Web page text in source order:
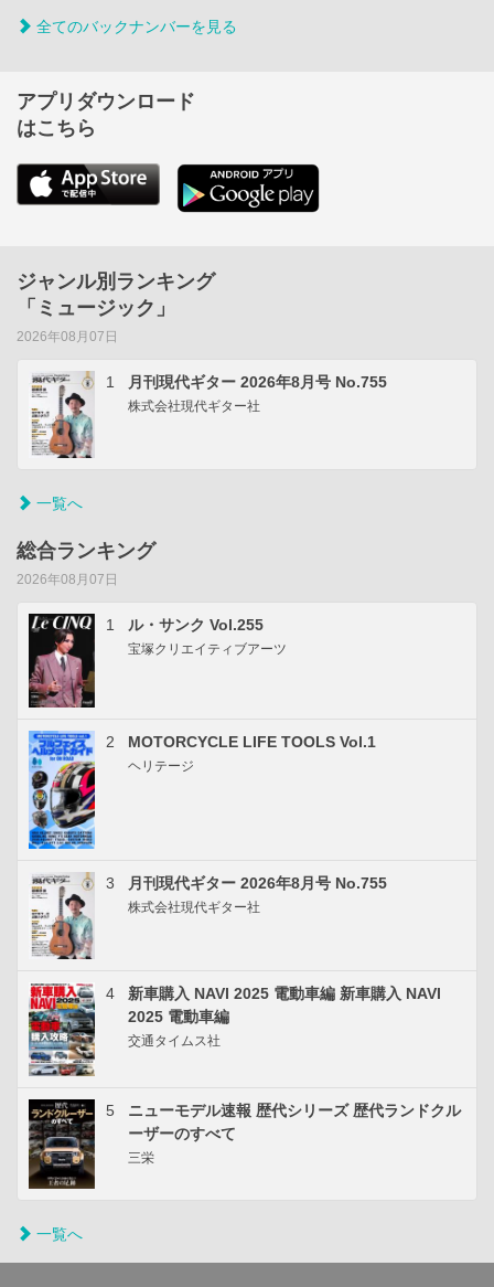
全てのバックナンバーを見る
アプリダウンロード
はこちら
ジャンル別ランキング
「ミュージック」
2026年08月07日
1 月刊現代ギター 2026年8月号 No.755
株式会社現代ギター社
一覧へ
総合ランキング
2026年08月07日
1 ル・サンク Vol.255
宝塚クリエイティブアーツ
2 MOTORCYCLE LIFE TOOLS Vol.1
ヘリテージ
3 月刊現代ギター 2026年8月号 No.755
株式会社現代ギター社
4
新車購入 NAVI 2025 電動車編 新車購入 NAVI
2025 電動車編
交通タイムス社
5
ニューモデル速報 歴代シリーズ 歴代ランドクル
ーザーのすべて
三栄
一覧へ